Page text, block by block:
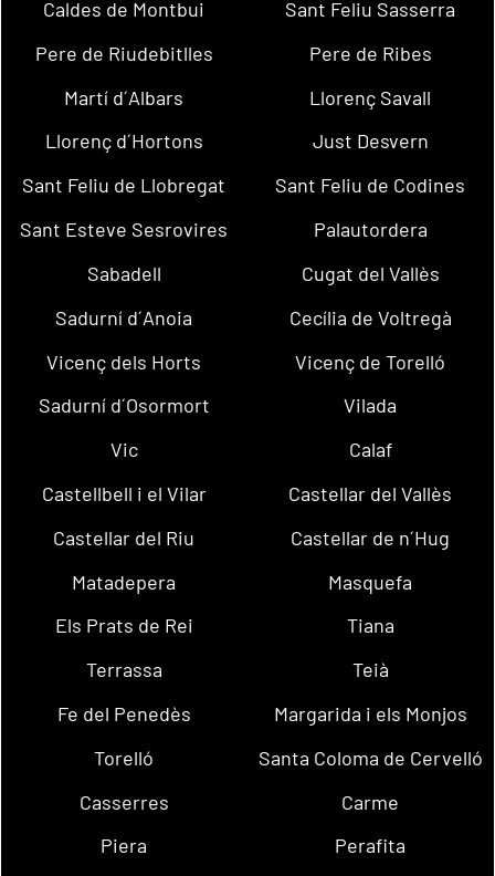
Caldes de Montbui
Sant Feliu Sasserra
Pere de Riudebitlles
Pere de Ribes
Martí d´Albars
Llorenç Savall
Llorenç d´Hortons
Just Desvern
Sant Feliu de Llobregat
Sant Feliu de Codines
Sant Esteve Sesrovires
Palautordera
Sabadell
Cugat del Vallès
Sadurní d´Anoia
Cecília de Voltregà
Vicenç dels Horts
Vicenç de Torelló
Sadurní d´Osormort
Vilada
Vic
Calaf
Castellbell i el Vilar
Castellar del Vallès
Castellar del Riu
Castellar de n´Hug
Matadepera
Masquefa
Els Prats de Rei
Tiana
Terrassa
Teià
Fe del Penedès
Margarida i els Monjos
Torelló
Santa Coloma de Cervelló
Casserres
Carme
Piera
Perafita